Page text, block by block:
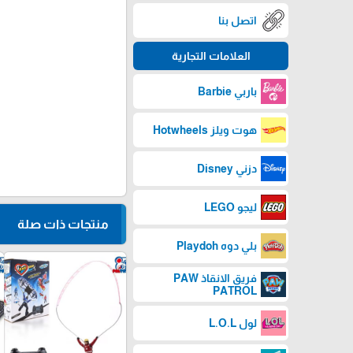
اتصل بنا
العلامات التجارية
باربي Barbie
هوت ويلز Hotwheels
دزني Disney
ليجو LEGO
بلي دوه Playdoh
فريق الانقاذ PAW
PATROL
لول L.O.L
منتجات ذات صلة
favorite_border